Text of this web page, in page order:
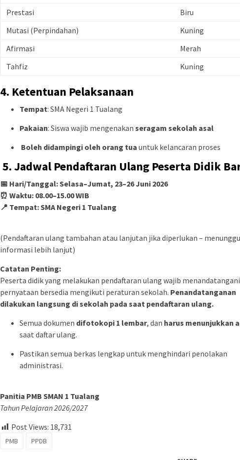
Prestasi
Biru
Mutasi (Perpindahan)
Kuning
Afirmasi
Merah
Tahfiz
Kuning
4. Ketentuan Pelaksanaan
Tempat: SMA Negeri 1 Tualang
Pakaian: Siswa wajib mengenakan seragam sekolah asal
Boleh didampingi oleh orang tua untuk kelancaran proses
5. Jadwal Pendaftaran Ulang Peserta Didik
📅 Hari/Tanggal: Selasa–Jumat, 23–26 Juni 2026
⏰ Waktu: 08.00–15.00 WIB
📍 Tempat: SMA Negeri 1 Tualang
(Pendaftaran ulang tambahan atau lanjutan jika diperlukan – menunggu
informasi lebih lanjut)
Catatan Penting:
Peserta didik yang melakukan pendaftaran ulang wajib
pernyataan bersedia mengikuti peraturan sekolah. Penandatanganan
dilakukan langsung di sekolah pada saat pendaftaran ulang.
Semua dokumen difotokopi 1 lembar, dan harus menunjukkan
saat daftar ulang.
Pastikan semua berkas lengkap untuk menghindari penolakan
administrasi.
Panitia PMB SMAN 1 Tualang
Tahun Pelajaran 2026/2027
Post Views: 18,731
PMB PPDB